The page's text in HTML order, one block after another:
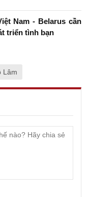
Nam - Belarus cần
triển tình bạn
Lâm